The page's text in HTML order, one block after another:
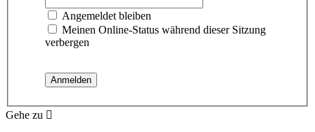
Angemeldet bleiben
Meinen Online-Status während dieser Sitzung
verbergen
Gehe zu